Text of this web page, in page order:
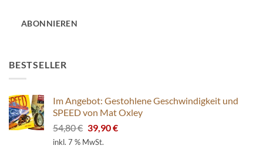
ABONNIEREN
BESTSELLER
Im Angebot: Gestohlene Geschwindigkeit und
SPEED von Mat Oxley
54,80€ Ursprünglicher
Preis
39,90€Aktueller
inkl. 7 % MwSt.